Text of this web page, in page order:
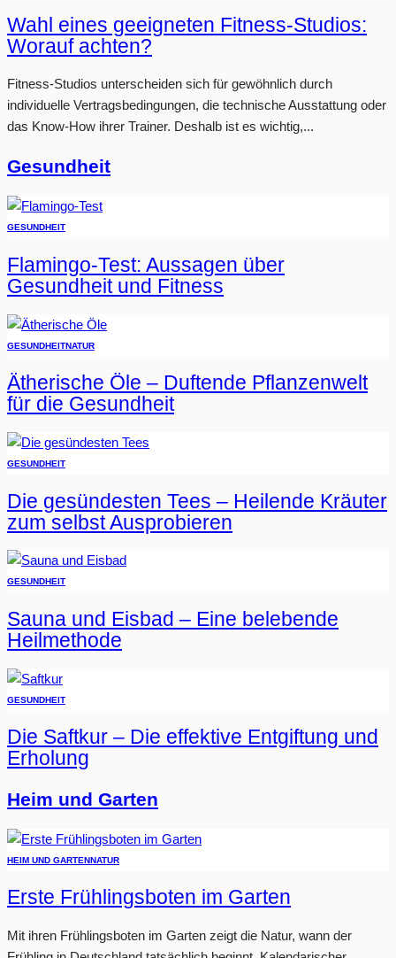
Wahl eines geeigneten Fitness-Studios:
Worauf achten?
Fitness-Studios unterscheiden sich für gewöhnlich durch
individuelle Vertragsbedingungen, die technische Ausstattung oder
das Know-How ihrer Trainer. Deshalb ist es wichtig,...
Gesundheit
GESUNDHEIT
Flamingo-Test: Aussagen über
Gesundheit und Fitness
GESUNDHEITNATUR
Ätherische Öle – Duftende Pflanzenwelt
für die Gesundheit
GESUNDHEIT
Die gesündesten Tees – Heilende Kräuter
zum selbst Ausprobieren
GESUNDHEIT
Sauna und Eisbad – Eine belebende
Heilmethode
GESUNDHEIT
Die Saftkur – Die effektive Entgiftung und
Erholung
Heim und Garten
HEIM UND GARTENNATUR
Erste Frühlingsboten im Garten
Mit ihren Frühlingsboten im Garten zeigt die Natur, wann der